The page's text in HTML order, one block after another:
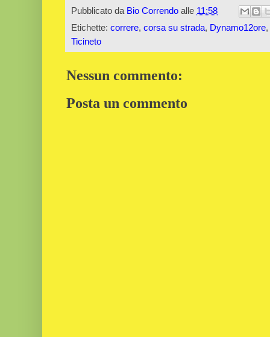
Pubblicato da Bio Correndo alle 11:58
Etichette: correre, corsa su strada, Dynamo12ore,
Ticineto
Nessun commento:
Posta un commento